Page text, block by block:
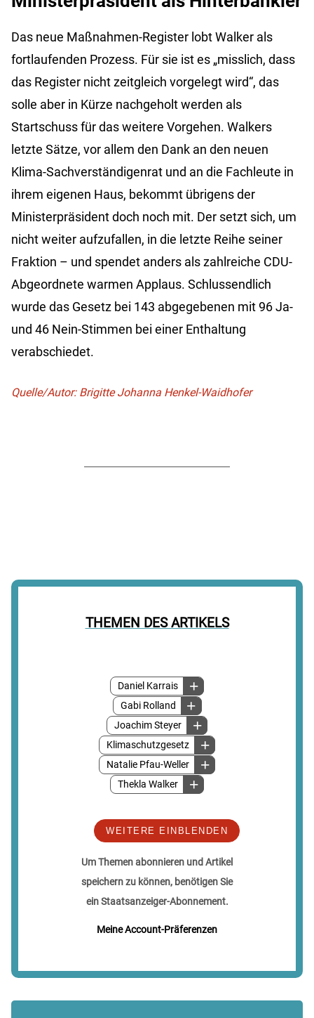
THEMEN DES ARTIKELS
Daniel Karrais
Gabi Rolland
Joachim Steyer
Klimaschutzgesetz
Natalie Pfau-Weller
Thekla Walker
WEITERE EINBLENDEN
Um Themen abonnieren und Artikel
speichern zu können, benötigen Sie
ein Staatsanzeiger-Abonnement.
Meine Account-Präferenzen
Das neue Maßnahmen-Register lobt Walker als
fortlaufenden Prozess. Für sie ist es „misslich, dass
das Register nicht zeitgleich vorgelegt wird“, das
solle aber in Kürze nachgeholt werden als
Startschuss für das weitere Vorgehen. Walkers
letzte Sätze, vor allem den Dank an den neuen
Klima-Sachverständigenrat und an die Fachleute in
ihrem eigenen Haus, bekommt übrigens der
Ministerpräsident doch noch mit. Der setzt sich, um
nicht weiter aufzufallen, in die letzte Reihe seiner
Fraktion – und spendet anders als zahlreiche CDU-
Abgeordnete warmen Applaus. Schlussendlich
wurde das Gesetz bei 143 abgegebenen mit 96 Ja-
und 46 Nein-Stimmen bei einer Enthaltung
verabschiedet.
Quelle/Autor: Brigitte Johanna Henkel-Waidhofer